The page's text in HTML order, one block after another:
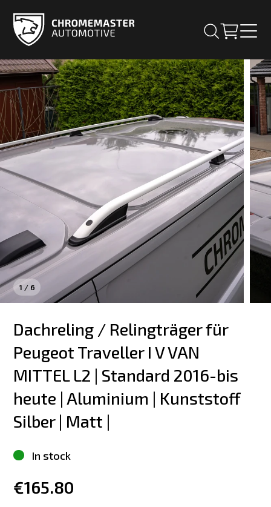
1 / 6
Dachreling / Relingträger für
Peugeot Traveller I V VAN
MITTEL L2 | Standard 2016-bis
heute | Aluminium | Kunststoff
Silber | Matt |
In stock
€165.80